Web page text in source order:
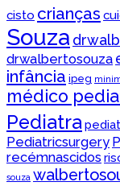
cisto crianças
Souza
drwalbertosouza
infância ipeg
médico
Pediatra
Pediatricsurgery
recémnascidos
souza